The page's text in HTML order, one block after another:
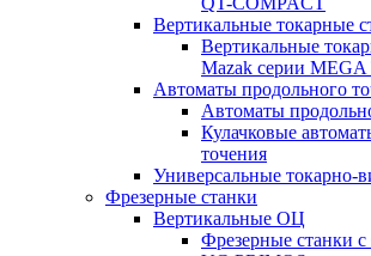
Вертикальные токарные
Вертикальные
Mazak серии
Автоматы продольного
Автоматы
Кулачковые
точения
Универсальные токарно-
Фрезерные станки
Вертикальные ОЦ
Фрезерные станки